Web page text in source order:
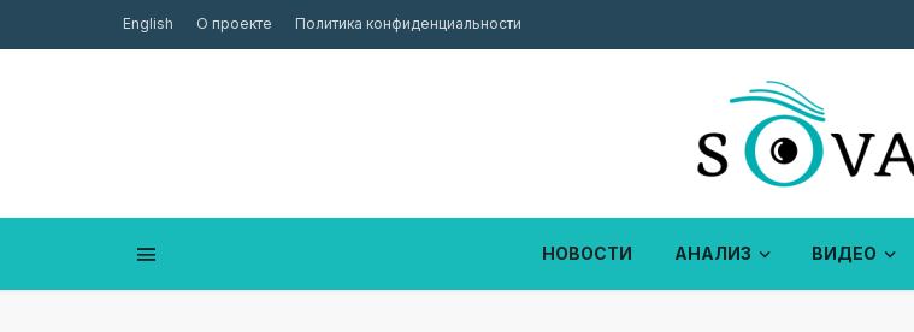
English О проекте Политика конфиденциальности
НОВОСТИ АНАЛИЗ ВИДЕО